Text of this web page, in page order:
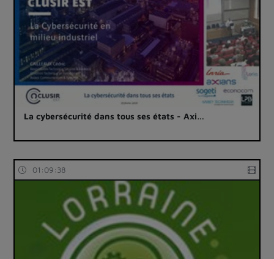
La cybersécurité dans tous ses états - Axi…
01:09:38